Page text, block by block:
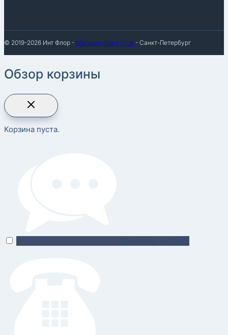
© 2019-2026 Инт Флор - Магазин плинтусов - Санкт-Петербург
Обзор корзины
Корзина пуста.